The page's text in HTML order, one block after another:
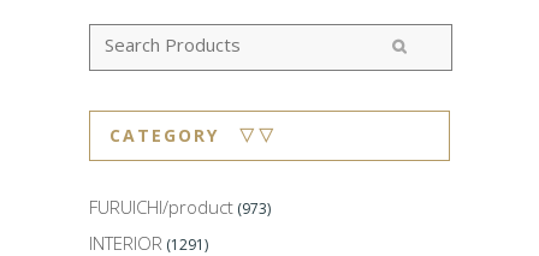
CATEGORY ▽▽
FURUICHI/product (973)
INTERIOR (1291)